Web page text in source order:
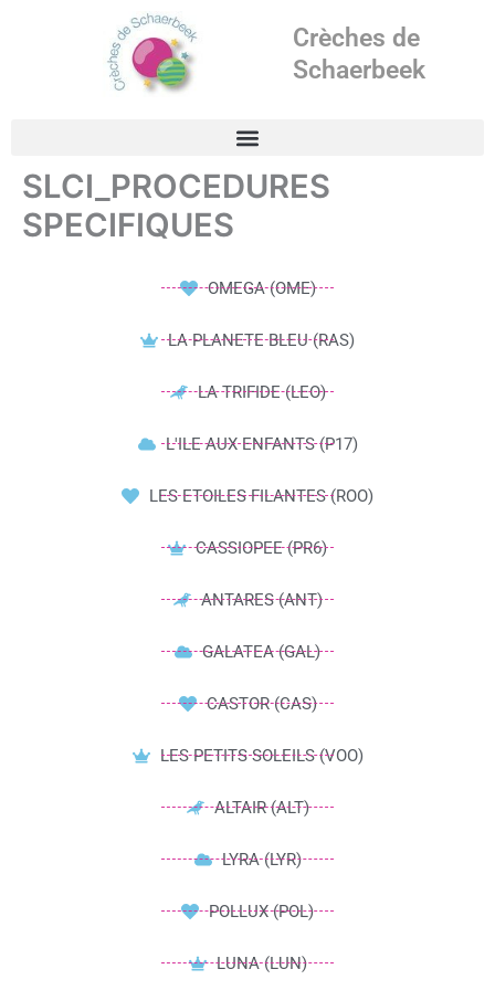
Crèches de
Schaerbeek
SLCI_PROCEDURES
SPECIFIQUES
OMEGA (OME)
LA PLANETE BLEU (RAS)
LA TRIFIDE (LEO)
L'ILE AUX ENFANTS (P17)
LES ETOILES FILANTES (ROO)
CASSIOPEE (PR6)
ANTARES (ANT)
GALATEA (GAL)
CASTOR (CAS)
LES PETITS SOLEILS (VOO)
ALTAIR (ALT)
LYRA (LYR)
POLLUX (POL)
LUNA (LUN)